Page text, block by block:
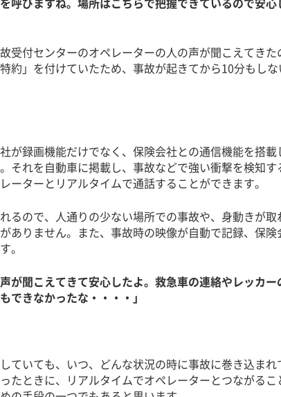
受付センターのオペレーターの人の声が聞こえてきた
約」を付けていたため、事故が起きてから10分もし
が録画機能だけでなく、保険会社との通信機能を搭載
それを自動車に掲載し、事故などで強い衝撃を検知す
ーターとリアルタイムで通話することができます。
るので、人通りの少ない場所での事故や、身動きが取
ありません。また、事故時の映像が自動で記録、保険
。
が聞こえてきて安心したよ。救急車の連絡やレッカー
できなかったな・・・・」
ていても、いつ、どんな状況の時に事故に巻き込まれ
たときに、リアルタイムでオペレーターとつながるこ